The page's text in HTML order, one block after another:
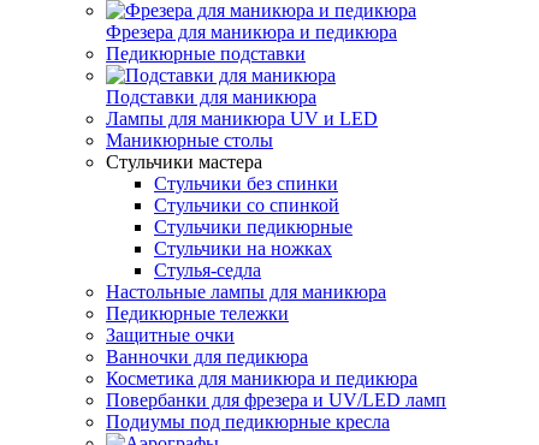
Фрезера для маникюра и педикюра
Педикюрные подставки
Подставки для маникюра
Лампы для маникюра UV и LED
Маникюрные столы
Стульчики мастера
Стульчики без спинки
Стульчики со спинкой
Стульчики педикюрные
Стульчики на ножках
Стулья-седла
Настольные лампы для маникюра
Педикюрные тележки
Защитные очки
Ванночки для педикюра
Косметика для маникюра и педикюра
Повербанки для фрезера и UV/LED ламп
Подиумы под педикюрные кресла